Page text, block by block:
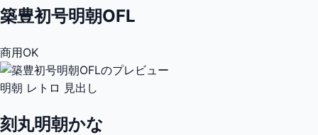
築豊初号明朝OFL
商用OK
明朝 レトロ 見出し
刻丸明朝かな